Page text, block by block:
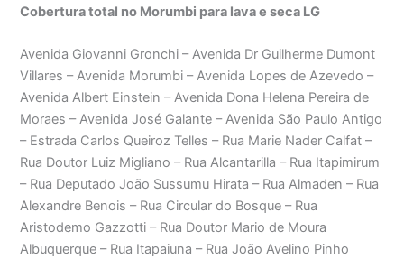
Cobertura total no Morumbi para lava e seca LG
Avenida Giovanni Gronchi – Avenida Dr Guilherme Dumont
Villares – Avenida Morumbi – Avenida Lopes de Azevedo –
Avenida Albert Einstein – Avenida Dona Helena Pereira de
Moraes – Avenida José Galante – Avenida São Paulo Antigo
– Estrada Carlos Queiroz Telles – Rua Marie Nader Calfat –
Rua Doutor Luiz Migliano – Rua Alcantarilla – Rua Itapimirum
– Rua Deputado João Sussumu Hirata – Rua Almaden – Rua
Alexandre Benois – Rua Circular do Bosque – Rua
Aristodemo Gazzotti – Rua Doutor Mario de Moura
Albuquerque – Rua Itapaiuna – Rua João Avelino Pinho